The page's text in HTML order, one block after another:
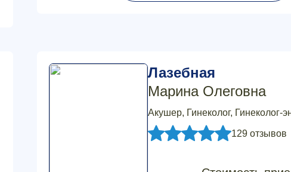
Лазебная
Марина Олеговна
Акушер, Гинеколог, Гинеколог-
129 отзывов